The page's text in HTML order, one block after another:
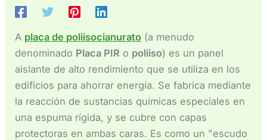
A placa de poliisocianurato (a menudo
denominado Placa PIR o poliiso) es un panel
aislante de alto rendimiento que se utiliza en los
edificios para ahorrar energía. Se fabrica mediante
la reacción de sustancias químicas especiales en
una espuma rígida, y se cubre con capas
protectoras en ambas caras. Es como un "escudo
Deutsch (Österreich)
Español de Costa Rica
Español de Perú
Español de Colombia
Español de Chile